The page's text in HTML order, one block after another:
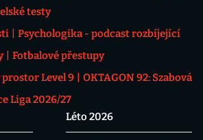
testy
Psychologika - podcast rozbíjející
Fotbalové přestupy
Level 9
OKTAGON 92: Szabová
Liga 2026/27
Léto 2026